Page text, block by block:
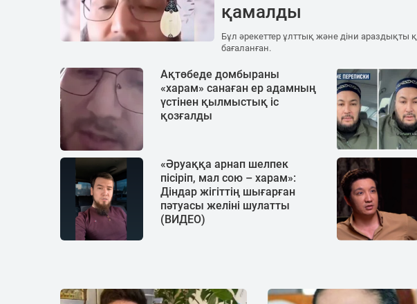
қамалды
Бұл әрекеттер ұлттық және діни
бағаланған.
Ақтөбеде домбыраны
«харам» санаған ер адамның
үстінен қылмыстық іс
қозғалды
«Әруаққа арнап шелпек
пісіріп, мал сою – харам»:
Діндар жігіттің шығарған
пәтуасы желіні шулатты
(ВИДЕО)